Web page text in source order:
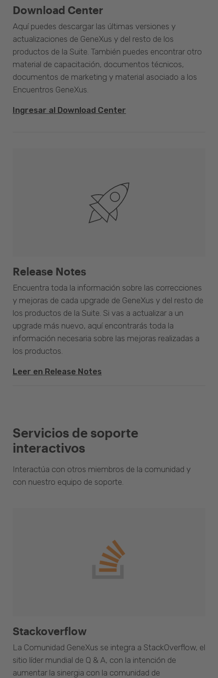
Download Center
Aquí puedes descargar las últimas versiones y
actualizaciones de GeneXus y del resto de los
productos de la Suite. También puedes encontrar otro
material de capacitación, documentos técnicos,
documentos de marketing y material asociado a los
Encuentros GeneXus.
Ingresar al Download Center
Release Notes
Encuentra toda la información sobre las correcciones
y mejoras de cada upgrade de GeneXus y del resto de
los productos de la Suite. Si vas a actualizar a un
upgrade más nuevo, aquí encontrarás toda la
información necesaria sobre las mejoras realizadas a
los productos.
Leer en Release Notes
Servicios de soporte
interactivos
Interactúa con otros miembros de la comunidad y
con nuestro equipo de soporte.
Stackoverflow
La Comunidad GeneXus se integra a StackOverflow, el
sitio líder mundial de Q & A, con la intención de
aumentar la sinergia con la comunidad de